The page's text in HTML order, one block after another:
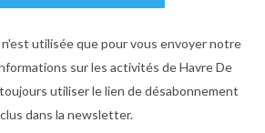
utilisée que pour vous envoyer notre
sur les activités de Havre De
utiliser le lien de désabonnement
dans la newsletter.